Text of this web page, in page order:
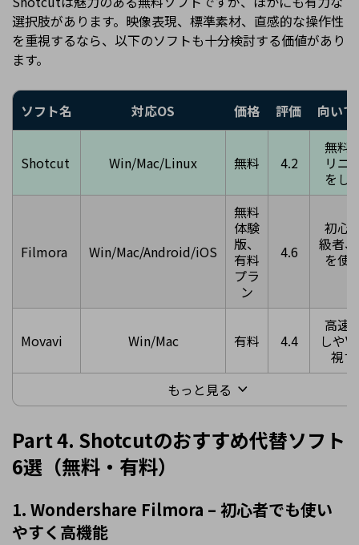
選択肢があります。映像表現、標準素材、直感的な操作性
を重視するなら、以下のソフトも十分検討する価値があり
ます。
ソフト名 対応OS 価格 評価 向い
Shotcut Win/Mac/Linux 無料 4.2
無料
リニ
をし
Filmora Win/Mac/Android/iOS
無料
体験
版、
有料
プラ
ン
4.6
初心
級者
を使
Movavi Win/Mac 有料 4.4
高速
しや
視
もっと見る
Part 4. Shotcutのおすすめ代替ソフト
6選（無料・有料）
1. Wondershare Filmora – 初心者でも使い
やすく高機能